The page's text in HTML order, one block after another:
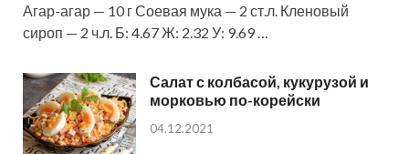
Агар-агар — 10 г Соевая мука — 2 ст.л. Кленовый
сироп — 2 ч.л. Б: 4.67 Ж: 2.32 У: 9.69 …
Салат с колбасой, кукурузой и
морковью по-корейски
04.12.2021